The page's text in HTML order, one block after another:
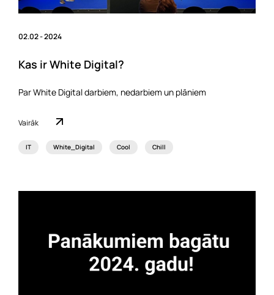
02.02 - 2024
Kas ir White Digital?
Par White Digital darbiem, nedarbiem un plāniem
Vairāk
IT White_Digital Cool Chill